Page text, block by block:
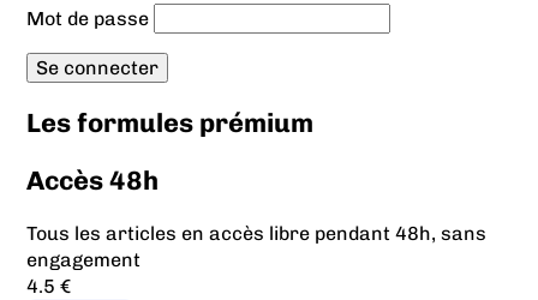
Mot de passe
Les formules prémium
Accès 48h
Tous les articles en accès libre pendant 48h, sans
engagement
4.5 €